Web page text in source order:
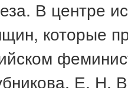
В центре
которые
Е. Н.